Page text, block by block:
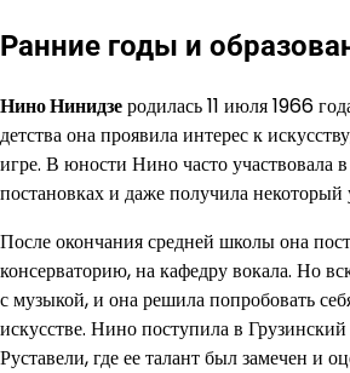
Ранние годы и
Нино Нинидзеродилась 11 июля 1966
детства она проявила интерес к
игре. В юности Нино часто участвовала
постановках и даже получила некоторый
После окончания средней школы она
консерваторию, на кафедру вокала. Но
с музыкой, и она решила попробовать
искусстве. Нино поступила в
Руставели, где ее талант был замечен и